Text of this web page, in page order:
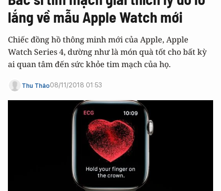
lắng về mẫu Apple Watch mới
Chiếc đồng hồ thông minh mới của Apple, Apple
Watch Series 4, dường như là món quà tốt cho bất kỳ
ai quan tâm đến sức khỏe tim mạch của họ.
Thu Thảo08/11/2018 01:53